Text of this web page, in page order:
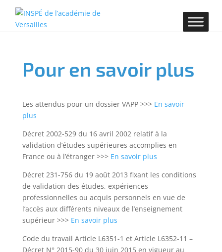
Pour en savoir plus
Les attendus pour un dossier VAPP >>> En savoir
plus
Décret 2002-529 du 16 avril 2002 relatif à la
validation d’études supérieures accomplies en
France ou à l’étranger >>> En savoir plus
Décret 231-756 du 19 août 2013 fixant les conditions
de validation des études, expériences
professionnelles ou acquis personnels en vue de
l’accès aux différents niveaux de l’enseignement
supérieur >>> En savoir plus
Code du travail Article L6351-1 et Article L6352-11 –
Décret N° 2015-90 du 30 juin 2015 en vigueur au